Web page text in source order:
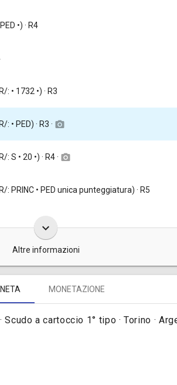
•) · R4
: • 1732 •) · R3
: • PED) · R3 · camera_alt
: S • 20 •) · R4 · camera_alt
R/: PRINC • PED unica punteggiatura) · R5
keyboard_arrow_down
Altre informazioni
coniate nel 1732, complessivamente, in
MONETAZIONE
Scudo a cartoccio 1° tipo · Torino ·